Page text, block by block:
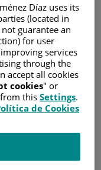
PACIENTE
Díaz uses its
(located in
guarantee an
for user
services
through the
accept all cookies
cookies" or
this Settings.
de Cookies